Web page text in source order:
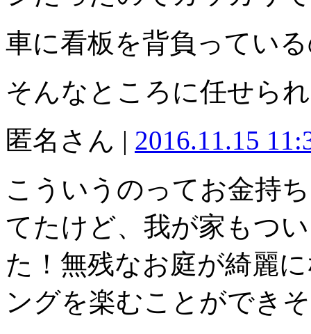
車に看板を背負ってい
そんなところに任せら
匿名さん | 2016.11.15
こういうのってお金持
てたけど、我が家もつ
た！無残なお庭が綺麗
ングを楽むことができ